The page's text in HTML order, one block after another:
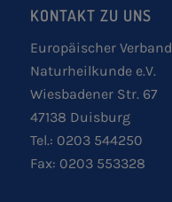
KONTAKT ZU UNS
Europäischer Verband
Naturheilkunde e.V.
Wiesbadener Str. 67
47138 Duisburg
Tel.: 0203 544250
Fax: 0203 553328